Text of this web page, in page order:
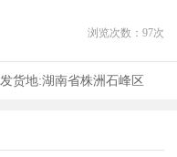
浏览次数： 97次
发货地:湖南省株洲石峰区